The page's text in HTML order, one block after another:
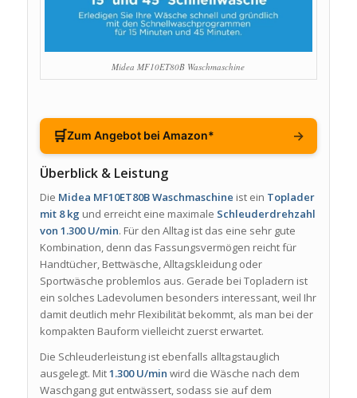
Midea MF10ET80B Waschmaschine
🛒Zum Angebot bei Amazon* →
Überblick & Leistung
Die Midea MF10ET80B Waschmaschine ist ein Toplader
mit 8 kg und erreicht eine maximale Schleuderdrehzahl
von 1.300 U/min. Für den Alltag ist das eine sehr gute
Kombination, denn das Fassungsvermögen reicht für
Handtücher, Bettwäsche, Alltagskleidung oder
Sportwäsche problemlos aus. Gerade bei Topladern ist
ein solches Ladevolumen besonders interessant, weil Ihr
damit deutlich mehr Flexibilität bekommt, als man bei der
kompakten Bauform vielleicht zuerst erwartet.
Die Schleuderleistung ist ebenfalls alltagstauglich
ausgelegt. Mit1.300 U/min wird die Wäsche nach dem
Waschgang gut entwässert, sodass sie auf dem